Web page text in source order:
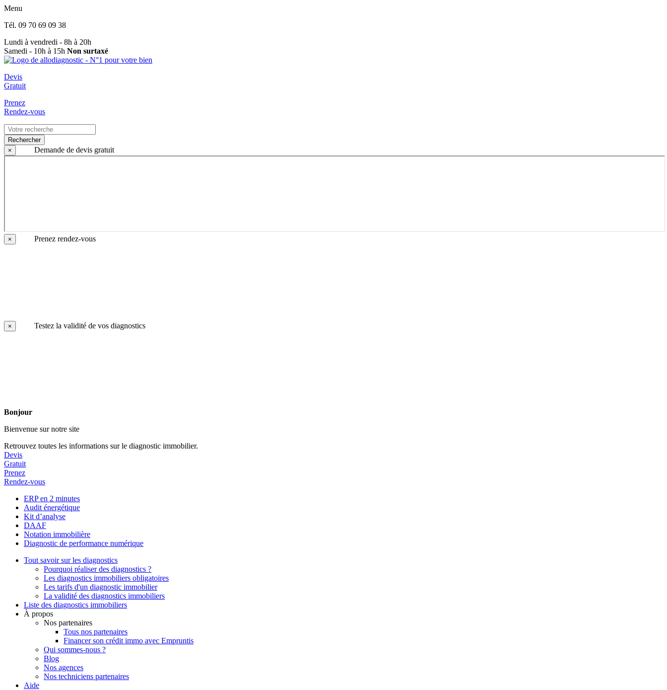
Menu
Tél. 09 70 69 09 38
Lundi à vendredi - 8h à 20h
Samedi - 10h à 15h Non surtaxé
Devis
Gratuit
Prenez
Rendez-vous
Rechercher
×
Demande de devis gratuit
× Prenez rendez-vous
× Testez la validité de vos diagnostics
Bonjour
Bienvenue sur notre site
Retrouvez toutes les informations sur le diagnostic immobilier.
Devis
Gratuit
Prenez
Rendez-vous
ERP en 2 minutes
Audit énergétique
Kit d’analyse
DAAF
Notation immobilière
Diagnostic de performance numérique
Tout savoir sur les diagnostics
Pourquoi réaliser des diagnostics ?
Les diagnostics immobiliers obligatoires
Les tarifs d'un diagnostic immobilier
La validité des diagnostics immobiliers
Liste des diagnostics immobiliers
À propos
Nos partenaires
Tous nos partenaires
Financer son crédit immo avec Empruntis
Qui sommes-nous ?
Blog
Nos agences
Nos techniciens partenaires
Aide